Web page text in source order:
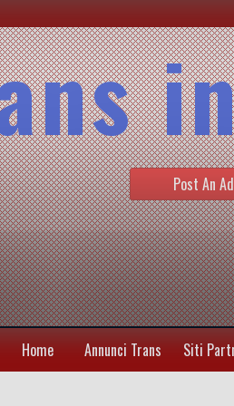
Post An Ad
Home Annunci Trans Siti